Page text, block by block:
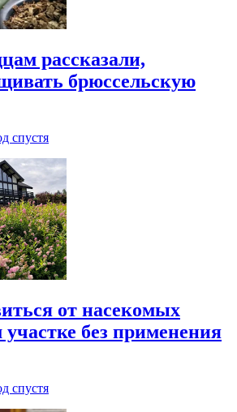
рассказали,
брюссельскую
спустя
от насекомых
без применения
спустя